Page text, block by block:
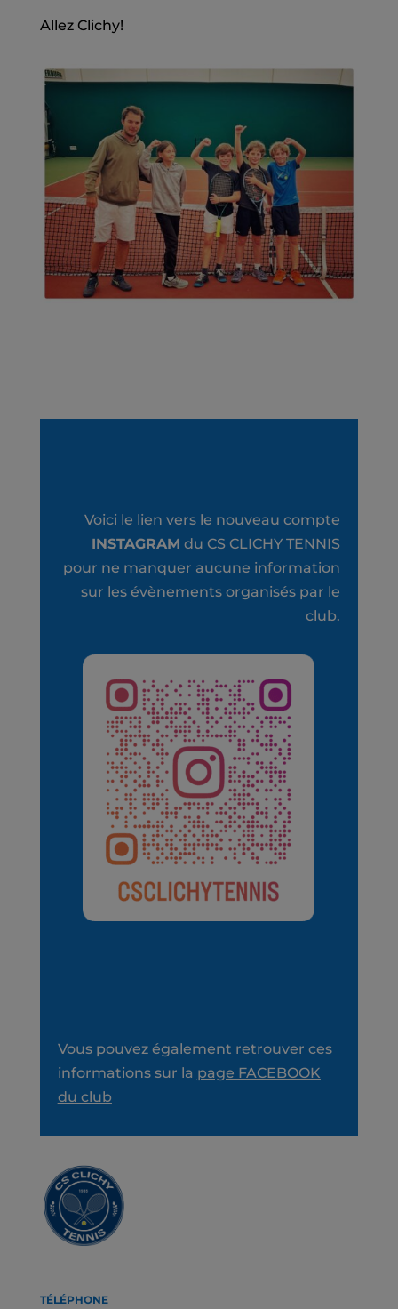
Allez Clichy!
Voici le lien vers le nouveau compte
INSTAGRAM du CS CLICHY TENNIS
pour ne manquer aucune information
sur les évènements organisés par le
club.
Vous pouvez également retrouver ces
informations sur la page FACEBOOK
du club
TÉLÉPHONE